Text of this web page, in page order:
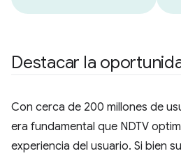
Destacar la
Con cerca de 200 millones de
era fundamental que NDTV
experiencia del usuario. Si bien